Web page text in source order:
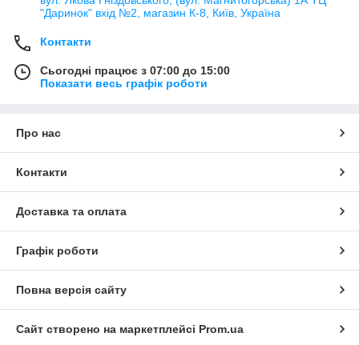
"Даринок" вхід №2, магазин К-8, Київ, Україна
Контакти
Сьогодні працює з 07:00 до 15:00
Показати весь графік роботи
Про нас
Контакти
Доставка та оплата
Графік роботи
Повна версія сайту
Сайт створено на маркетплейсі Prom.ua